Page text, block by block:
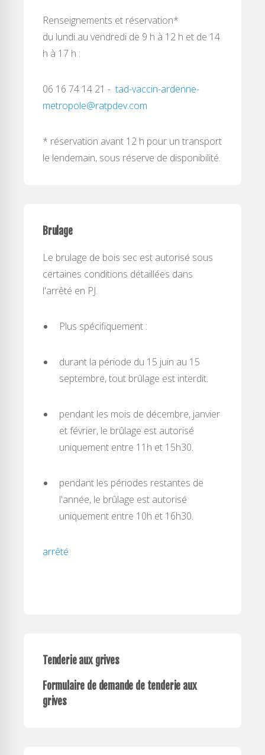
Renseignements et réservation*
du lundi au vendredi de 9 h à 12 h et de 14
h à 17 h :
06 16 74 14 21 -tad-vaccin-ardenne-
metropole@ratpdev.com
* réservation avant 12 h pour un transport
le lendemain, sous réserve de disponibilité.
Brulage
Le brulage de bois sec est autorisé sous
certaines conditions détaillées dans
l'arrêté en PJ.
Plus spécifiquement :
durant la période du 15 juin au 15
septembre, tout brûlage est interdit.
pendant les mois de décembre, janvier
et février, le brûlage est autorisé
uniquement entre 11h et 15h30.
pendant les périodes restantes de
l'année, le brûlage est autorisé
uniquement entre 10h et 16h30.
arrêté
Tenderie aux grives
Formulaire de demande de tenderie aux
grives